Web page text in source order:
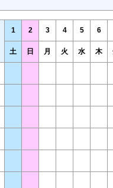
1 2 3 4 5 6
土 日 月 火 水 木